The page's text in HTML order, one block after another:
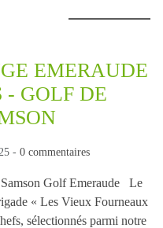
EMERAUDE
- GOLF DE
- 0 commentaires
Golf Emeraude Le
« Les Vieux Fourneaux
sélectionnés parmi notre